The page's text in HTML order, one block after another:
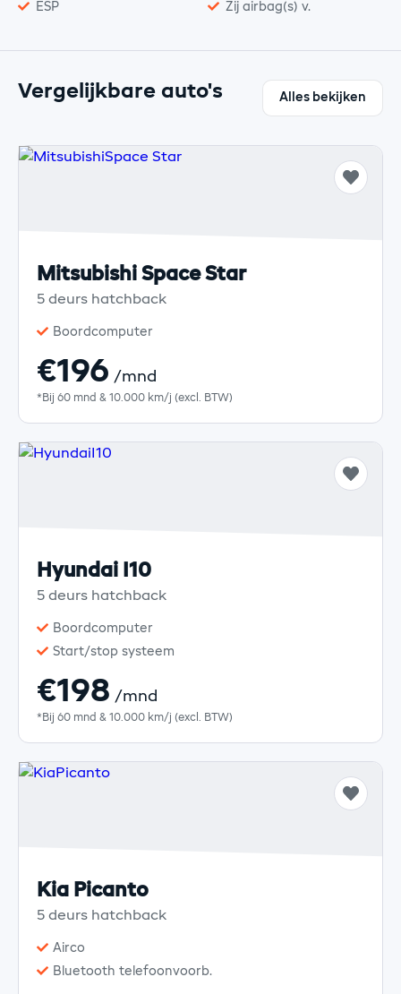
ESP Zij airbag(s) v.
Vergelijkbare auto's Alles bekijken
Mitsubishi Space Star
5 deurs hatchback
Boordcomputer
€196 /mnd
*Bij 60 mnd & 10.000 km/j (excl. BTW)
Hyundai I10
5 deurs hatchback
Boordcomputer
Start/stop systeem
€198 /mnd
*Bij 60 mnd & 10.000 km/j (excl. BTW)
Kia Picanto
5 deurs hatchback
Airco
Bluetooth telefoonvoorb.